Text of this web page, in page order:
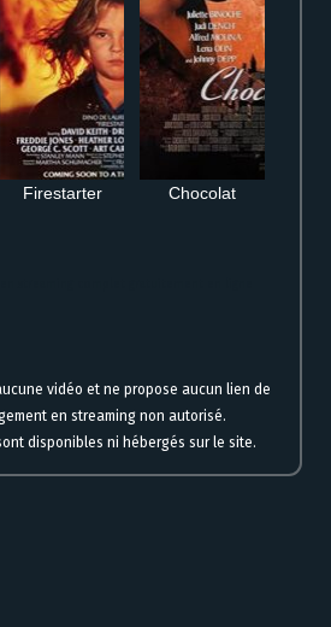
Firestarter Chocolat
vidéo et ne propose aucun lien de
en streaming non autorisé.
disponibles ni hébergés sur le site.